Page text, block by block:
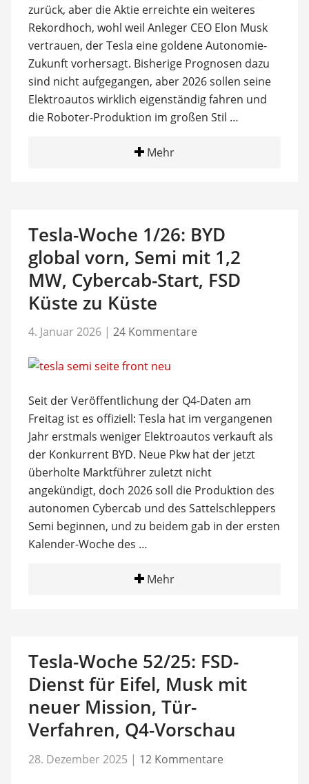
zurück, aber die Aktie erreichte ein weiteres
Rekordhoch, wohl weil Anleger CEO Elon Musk
vertrauen, der Tesla eine goldene Autonomie-
Zukunft vorhersagt. Bisherige Prognosen dazu
sind nicht aufgegangen, aber 2026 sollen seine
Elektroautos wirklich eigenständig fahren und
die Roboter-Produktion im großen Stil …
Mehr
Tesla-Woche 1/26: BYD
global vorn, Semi mit 1,2
MW, Cybercab-Start, FSD
Küste zu Küste
4. Januar 2026 | 24 Kommentare
Seit der Veröffentlichung der Q4-Daten am
Freitag ist es offiziell: Tesla hat im vergangenen
Jahr erstmals weniger Elektroautos verkauft als
der Konkurrent BYD. Neue Pkw hat der jetzt
überholte Marktführer zuletzt nicht
angekündigt, doch 2026 soll die Produktion des
autonomen Cybercab und des Sattelschleppers
Semi beginnen, und zu beidem gab in der ersten
Kalender-Woche des …
Mehr
Tesla-Woche 52/25: FSD-
Dienst für Eifel, Musk mit
neuer Mission, Tür-
Verfahren, Q4-Vorschau
28. Dezember 2025 | 12 Kommentare